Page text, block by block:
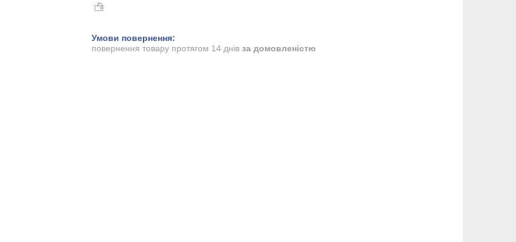
повернення товару протягом 14 днів за домовленістю